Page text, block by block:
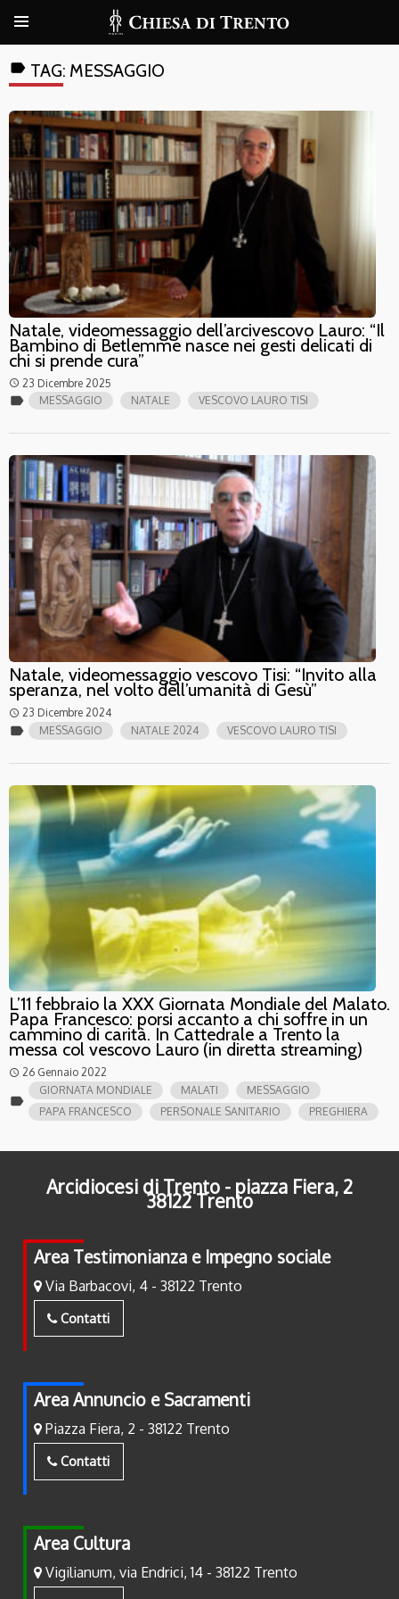
label TAG: MESSAGGIO
Natale, videomessaggio dell’arcivescovo Lauro: “Il
Bambino di Betlemme nasce nei gesti delicati di
chi si prende cura”
access_time 23 Dicembre 2025
label MESSAGGIO NATALE VESCOVO LAURO TISI
Natale, videomessaggio vescovo Tisi: “Invito alla
speranza, nel volto dell’umanità di Gesù”
access_time 23 Dicembre 2024
label MESSAGGIO NATALE 2024 VESCOVO LAURO TISI
L’11 febbraio la XXX Giornata Mondiale del Malato.
Papa Francesco: porsi accanto a chi soffre in un
cammino di carità. In Cattedrale a Trento la
messa col vescovo Lauro (in diretta streaming)
access_time 26 Gennaio 2022
label
GIORNATA MONDIALE MALATI
MESSAGGIO
PAPA FRANCESCO
PERSONALE SANITARIO PREGHIERA
Arcidiocesi di Trento - piazza Fiera, 2
38122 Trento
Area Testimonianza e Impegno sociale
Via Barbacovi, 4 - 38122 Trento
Contatti
Area Annuncio e Sacramenti
Piazza Fiera, 2 - 38122 Trento
Contatti
Area Cultura
Vigilianum, via Endrici, 14 - 38122 Trento